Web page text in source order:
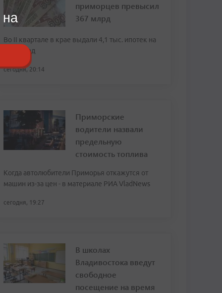
приморцев превысил
367 млрд
Во II квартале в крае выдали 4,1 тыс. ипотек на
20,8 млрд
сегодня, 20:14
Приморские
водители назвали
предельную
стоимость топлива
Когда автолюбители Приморья откажутся от
машин из-за цен - в материале РИА VladNews
сегодня, 19:27
В школах
Владивостока введут
свободное
посещение на время